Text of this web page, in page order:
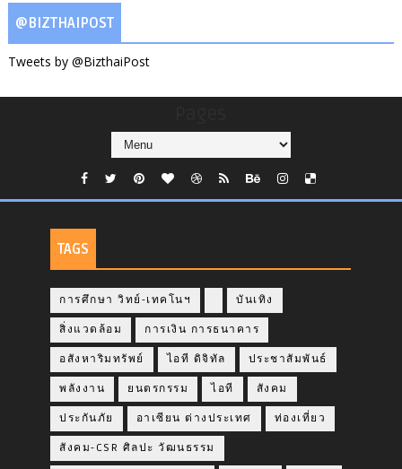
@BIZTHAIPOST
Tweets by @BizthaiPost
TAGS
การศึกษา วิทย์-เทคโนฯ บันเทิง
สิ่งแวดล้อม การเงิน การธนาคาร
อสังหาริมทรัพย์ ไอที ดิจิทัล ประชาสัมพันธ์
พลังงาน ยนตรกรรม ไอที สังคม
ประกันภัย อาเซียน ต่างประเทศ ท่องเที่ยว
สังคม-CSR ศิลปะ วัฒนธรรม